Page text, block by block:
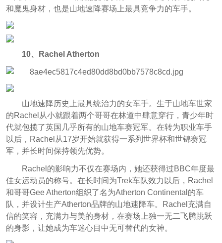
和魔鬼身材，也是山地速降赛场上最具竞争力的车手。
10、Rachel Atherton
山地速降历史上最具统治力的女车手。生于山地车世家
的Rachel从小就跟着两个哥哥在林道中肆意穿行，青少年时
代就包揽了英国几乎所有的山地车赛冠军。在转为职业车手
以后，Rachel从17岁开始就获得一系列世界杯和世锦赛冠
军，并长时间保持领先优势。
Rachel的影响力不仅在赛场内，她还获得过BBC年度最
佳女运动员的称号。在长时间为Trek车队效力以后，Rachel
和哥哥Gee Atherton组织了名为Atherton Continental的车
队，并设计生产Atherton品牌的山地速降车。Rachel充满自
信的笑容，充满力与美的身材，在赛场上独一无二飞腾跳跃
的身影，让她成为车迷心目中无可替代的女神。